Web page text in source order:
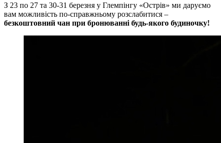
З 23 по 27 та 30-31 березня у Глемпінгу «Острів» ми даруємо
вам можливість по-справжньому розслабитися –
безкоштовний чан при бронюванні будь-якого будиночку!